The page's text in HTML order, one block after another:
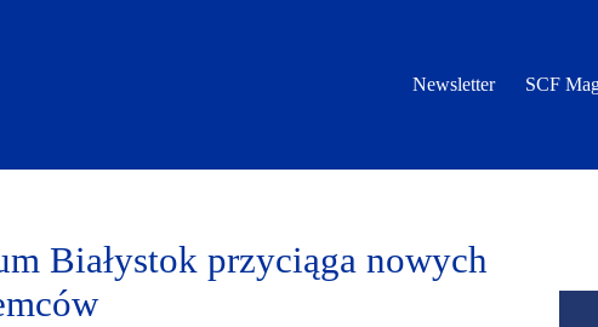
Newsletter SCF
Białystok przyciąga nowych